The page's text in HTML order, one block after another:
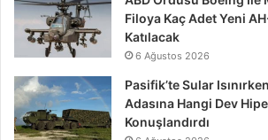
Filoya Kaç Adet Yeni
Katılacak
6 Ağustos 2026
Pasifik’te Sular
Adasına Hangi Dev
Konuşlandırdı